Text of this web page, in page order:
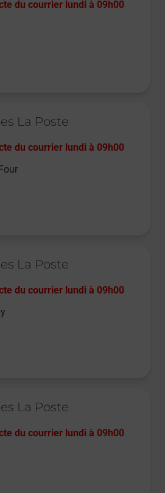
du courrier lundi à 09h00
La Poste
du courrier lundi à 09h00
La Poste
du courrier lundi à 09h00
La Poste
du courrier lundi à 09h00